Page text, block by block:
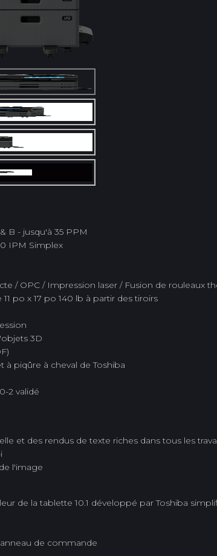
B - jusqu'à 35 PPM
IPM Simplex
/ OPC / Impression laser / Fusion de rouleaux
po x 17 po 140 lb à partir des tiroirs
3D
piqûre à cheval de Toshiba
2 validé
et des rendus de texte riches dans tous les
l'image
de la tablette 10.1 développé par Toshiba
de commande